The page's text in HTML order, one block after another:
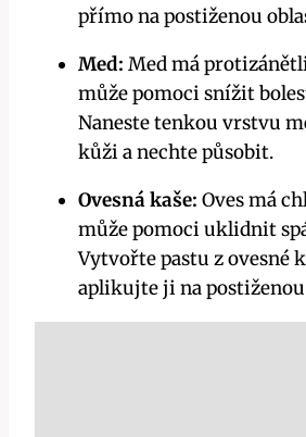
přímo na postiženou
Med: Med má
může pomoci snížit
Naneste tenkou vrstvu
kůži a nechte působit.
Ovesná kaše: Oves má
může pomoci uklidnit
Vytvořte pastu z ovesné
aplikujte ji na